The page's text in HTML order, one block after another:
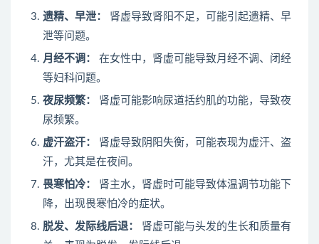
遗精、早泄：
肾虚导致肾阳不足，可能引起遗精、早
泄等问题。
月经不调：
在女性中，肾虚可能导致月经不调、闭经
等妇科问题。
夜尿频繁：
肾虚可能影响尿道括约肌的功能，导致夜
尿频繁。
虚汗盗汗：
肾虚导致阴阳失衡，可能表现为虚汗、盗
汗，尤其是在夜间。
畏寒怕冷：
肾主水，肾虚时可能导致体温调节功能下
降，出现畏寒怕冷的症状。
脱发、发际线后退：
肾虚可能与头发的生长和质量有